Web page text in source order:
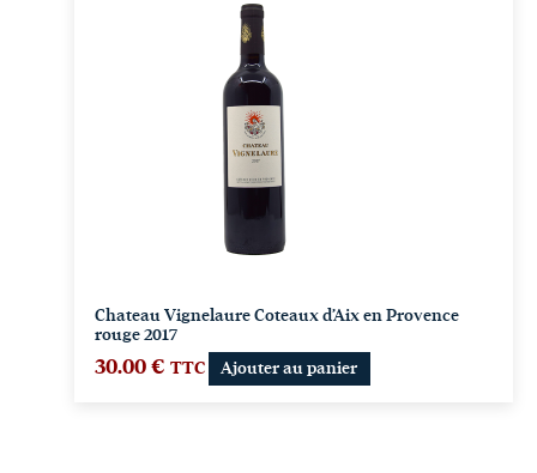
Chateau Vignelaure Coteaux d’Aix en Provence
rouge 2017
30.00 € TTC Ajouter au panier